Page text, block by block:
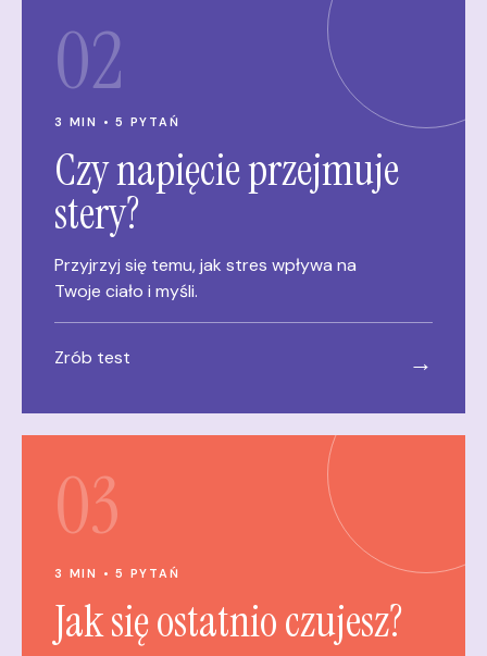
02
3 MIN • 5 PYTAŃ
Czy napięcie przejmuje
stery?
Przyjrzyj się temu, jak stres wpływa na
Twoje ciało i myśli.
Zrób test →
03
3 MIN • 5 PYTAŃ
Jak się ostatnio czujesz?